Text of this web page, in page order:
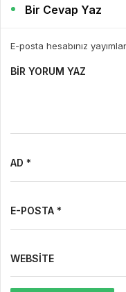
Bir Cevap Yaz
E-posta hesabınız
BIR YORUM YAZ
AD *
E-POSTA *
WEBSITE